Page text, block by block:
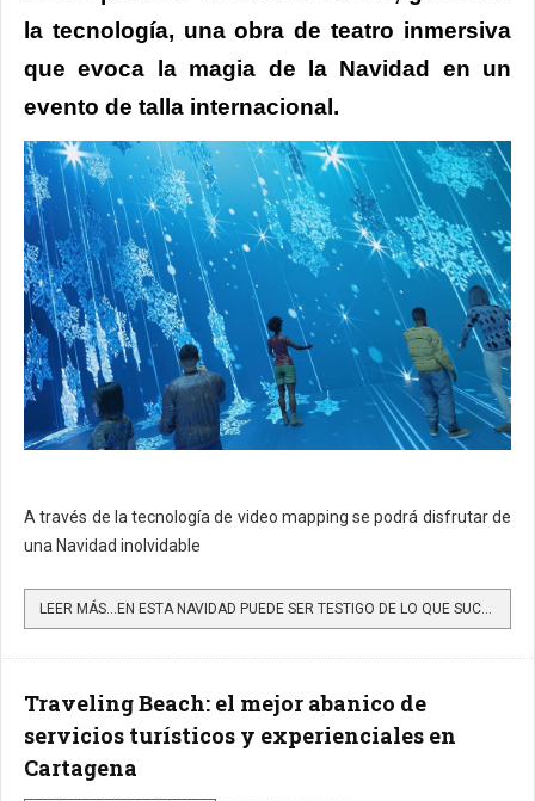
la tecnología, una obra de teatro inmersiva
que evoca la magia de la Navidad en un
evento de talla internacional.
A través de la tecnología de video mapping se podrá disfrutar de
una Navidad inolvidable
LEER MÁS…EN ESTA NAVIDAD PUEDE SER TESTIGO DE LO QUE SUCEDE AL INTERIOR DE LA FÁBRICA DE SANTA CLAUS
Traveling Beach: el mejor abanico de
servicios turísticos y experienciales en
Cartagena